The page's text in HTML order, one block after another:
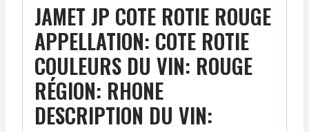
JAMET JP COTE ROTIE ROUGE
APPELLATION: COTE ROTIE
COULEURS DU VIN: ROUGE
RÉGION: RHONE
DESCRIPTION DU VIN: